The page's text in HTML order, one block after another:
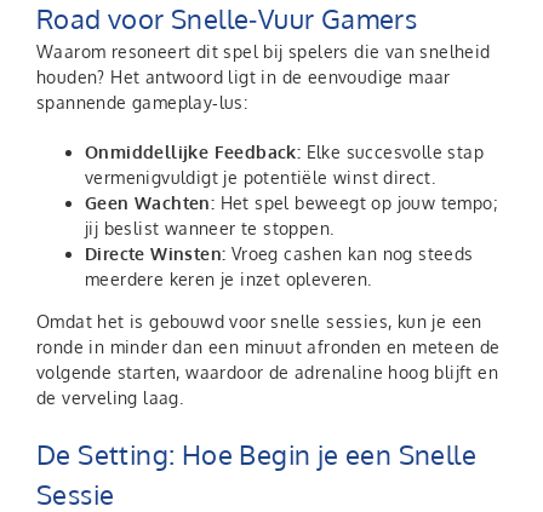
Road voor Snelle‑Vuur Gamers
Waarom resoneert dit spel bij spelers die van snelheid
houden? Het antwoord ligt in de eenvoudige maar
spannende gameplay‑lus:
Onmiddellijke Feedback: Elke succesvolle stap
vermenigvuldigt je potentiële winst direct.
Geen Wachten: Het spel beweegt op jouw tempo;
jij beslist wanneer te stoppen.
Directe Winsten: Vroeg cashen kan nog steeds
meerdere keren je inzet opleveren.
Omdat het is gebouwd voor snelle sessies, kun je een
ronde in minder dan een minuut afronden en meteen de
volgende starten, waardoor de adrenaline hoog blijft en
de verveling laag.
De Setting: Hoe Begin je een Snelle
Sessie